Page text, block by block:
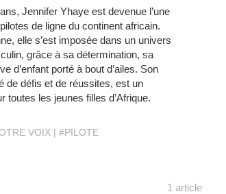
Jennifer Yhaye est devenue l’une
de ligne du continent africain.
elle s’est imposée dans un univers
grâce à sa détermination, sa
d’enfant porté à bout d’ailes. Son
de défis et de réussites, est un
toutes les jeunes filles d’Afrique.
VOIX #PILOTE
1 article